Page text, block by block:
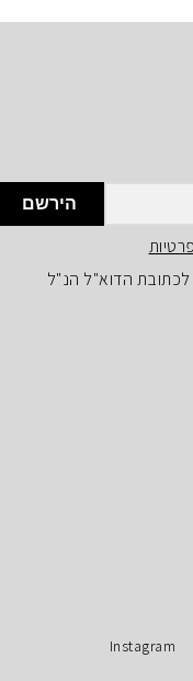
הירשם
הדוא"ל הנ"ל
Instagram